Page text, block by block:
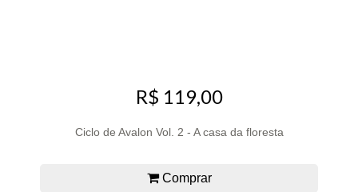
R$ 119,00
Ciclo de Avalon Vol. 2 - A casa da floresta
Comprar